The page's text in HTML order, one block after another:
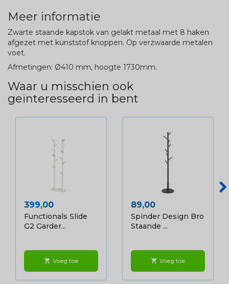
Meer informatie
Zwarte staande kapstok van gelakt metaal met 8 haken
afgezet met kunststof knoppen. Op verzwaarde metalen
voet.
Afmetingen: Ø410 mm, hoogte 1730mm.
Waar u misschien ook
geïnteresseerd in bent
Prijs
399,00
Functionals Slide
G2 Garder...
shopping_cart Voeg toe
Prijs
89,00
Spinder Design Bro
Staande ...
shopping_cart Voeg toe